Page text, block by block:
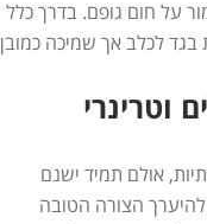
על חום גופם. בדרך כלל
לכלב אך שמיכה כמובן
וטרינרי
אולם תמיד ישנם
להיערך הצורה הטובה